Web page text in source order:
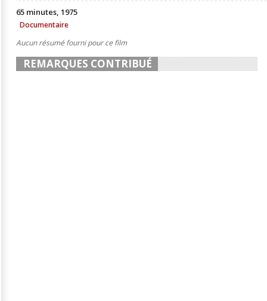
65 minutes, 1975
Documentaire
Aucun résumé fourni pour ce film
REMARQUES CONTRIBUÉ